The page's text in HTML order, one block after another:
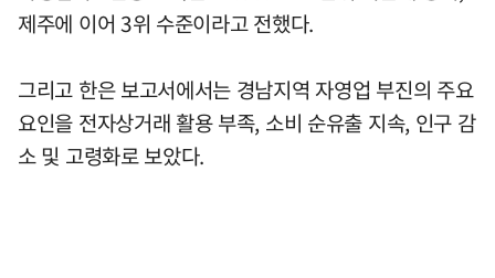
제주에 이어 3위 수준이라고 전했다.
그리고 한은 보고서에서는 경남지역 자영업 부진의 주요
요인을 전자상거래 활용 부족, 소비 순유출 지속, 인구 감
소 및 고령화로 보았다.